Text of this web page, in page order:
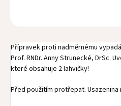
Přípravek proti nadměrnému
Prof. RNDr. Anny Strunecké, DrSc.
které obsahuje 2 lahvičky!
Před použitím protřepat. Usazenina